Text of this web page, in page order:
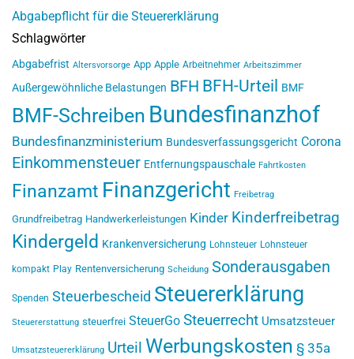
Abgabepflicht für die Steuererklärung
Schlagwörter
Abgabefrist Altersvorsorge App Apple Arbeitnehmer Arbeitszimmer
Außergewöhnliche Belastungen BFH BFH-Urteil BMF
BMF-Schreiben Bundesfinanzhof
Bundesfinanzministerium Bundesverfassungsgericht Corona
Einkommensteuer Entfernungspauschale Fahrtkosten
Finanzamt Finanzgericht Freibetrag
Grundfreibetrag Handwerkerleistungen Kinder Kinderfreibetrag
Kindergeld Krankenversicherung Lohnsteuer Lohnsteuer
kompakt Play Rentenversicherung Scheidung Sonderausgaben
Spenden Steuerbescheid Steuererklärung
Steuererstattung steuerfrei SteuerGo Steuerrecht Umsatzsteuer
Umsatzsteuererklärung Urteil Werbungskosten § 35a